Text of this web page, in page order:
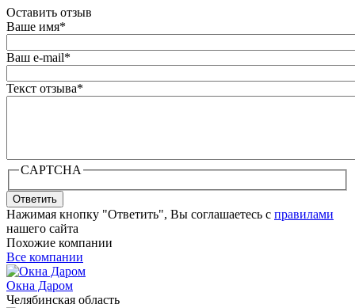
Оставить отзыв
Ваше имя*
Ваш e-mail*
Текст отзыва*
CAPTCHA
Ответить
Нажимая кнопку "Ответить", Вы соглашаетесь с правилами
нашего сайта
Похожие компании
Все компании
Окна Даром
Челябинская область